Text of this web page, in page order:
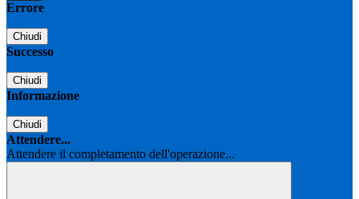
Errore
Chiudi
Successo
Chiudi
Informazione
Chiudi
Attendere...
Attendere il completamento dell'operazione...